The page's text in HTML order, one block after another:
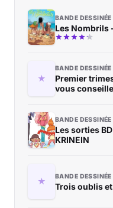
BANDE DESSINÉE
Les Nombrils
BANDE DESSINÉE
Premier
vous conseille
BANDE DESSINÉE
Les sorties
KRINEIN
BANDE DESSINÉE
Trois oublis